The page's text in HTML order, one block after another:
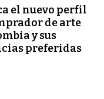
el nuevo perfil
de arte
y sus
preferidas